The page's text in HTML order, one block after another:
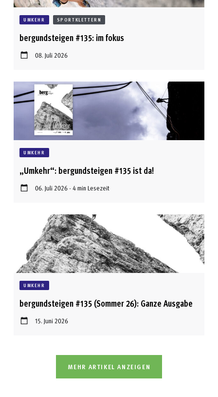
UMKEHR SPORTKLETTERN
bergundsteigen #135: im fokus
08. Juli 2026
UMKEHR
„Umkehr“: bergundsteigen #135 ist da!
06. Juli 2026 - 4 min Lesezeit
UMKEHR
bergundsteigen #135 (Sommer 26): Ganze Ausgabe
15. Juni 2026
MEHR ARTIKEL ANZEIGEN